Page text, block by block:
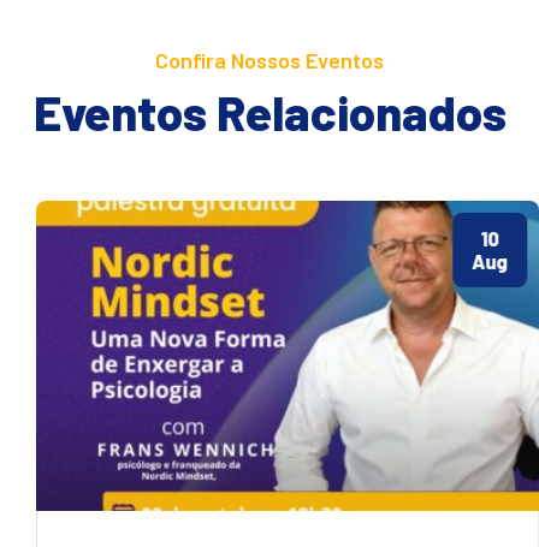
Confira Nossos Eventos
Eventos Relacionados
Aug